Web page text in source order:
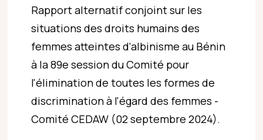
Rapport alternatif conjoint sur les
situations des droits humains des
femmes atteintes d'albinisme au Bénin
à la 89e session du Comité pour
l'élimination de toutes les formes de
discrimination à l'égard des femmes -
Comité CEDAW (02 septembre 2024).